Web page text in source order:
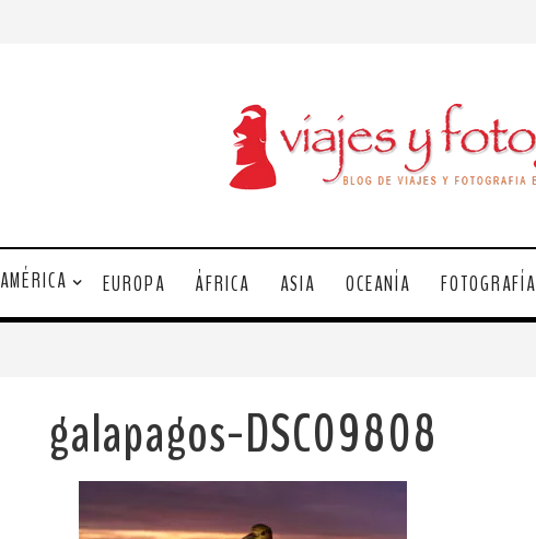
AMÉRICA EUROPA ÁFRICA ASIA OCEANÍA FOTOGRAFÍA
galapagos-DSC09808